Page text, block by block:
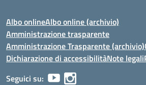
Albo onlineAlbo online (archivio)
Amministrazione trasparente
Amministrazione Trasparente (archivio)
Dichiarazione di accessibilitàNote legali
Seguici su: